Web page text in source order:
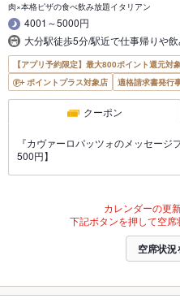
肉×本格ピザの食べ飲み放題イタリアン
4001～5000円
大分駅徒歩5分/駅近で仕事帰りや
【アプリ予約限定】最大800ポイント還元対
ポイントプラス対象店
適格請求書発行
クーポン
『カヴァーロパッツォのメッセー
500円】
カレンダーの更
下記ボタンを押して空席
空席状況